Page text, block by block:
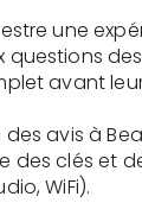
une
avant
avis à
des clés et
WiFi).